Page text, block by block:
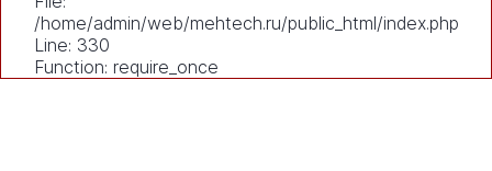
/home/admin/web/mehtech.ru/public_html/index.php
Line: 330
Function: require_once